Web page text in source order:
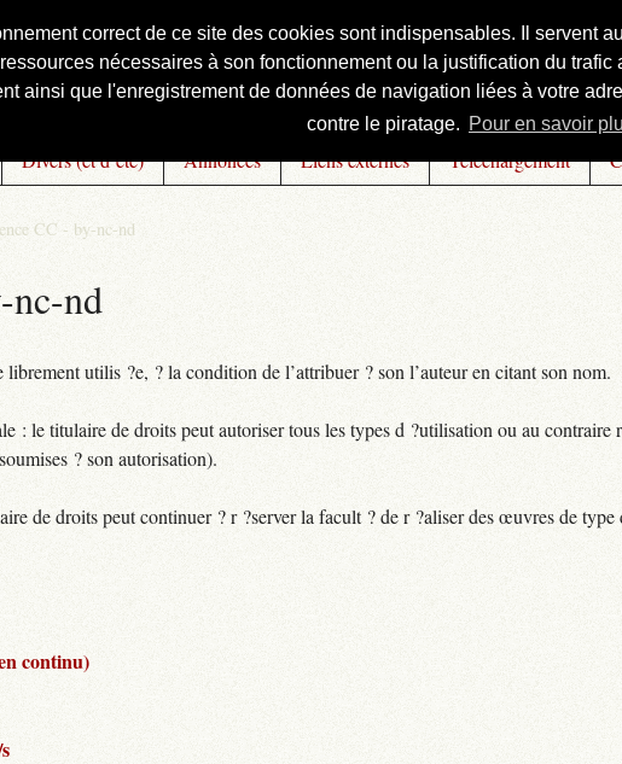
correct de ce site des cookies sont indispensables. Il servent
nécessaires à son fonctionnement ou la justification du
ainsi que l'enregistrement de données de navigation liées à votre
contre le piratage. Pour en savoir
Blog Officiel
Divers (et d’été) Annonces Liens externes Téléchargement
CC - by-nc-nd
nc-nd
utilis ?e, ? la condition de l’attribuer ? son l’auteur en citant son nom.
: le titulaire de droits peut autoriser tous les types d ?utilisation ou au
? son autorisation).
de droits peut continuer ? r ?server la facult ? de r ?aliser des œuvres de type
continu)